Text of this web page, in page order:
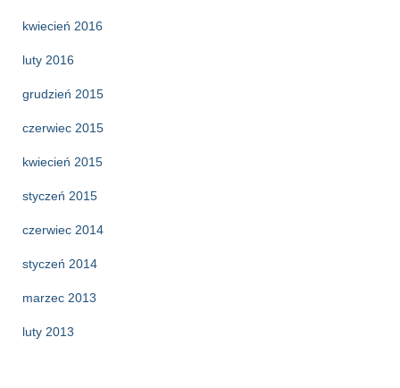
kwiecień 2016
luty 2016
grudzień 2015
czerwiec 2015
kwiecień 2015
styczeń 2015
czerwiec 2014
styczeń 2014
marzec 2013
luty 2013